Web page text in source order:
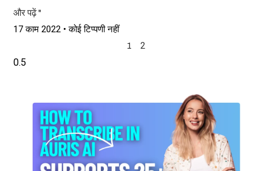
और पढ़ें "
17 काम 2022 कोई टिप्पणी नहीं
1 2